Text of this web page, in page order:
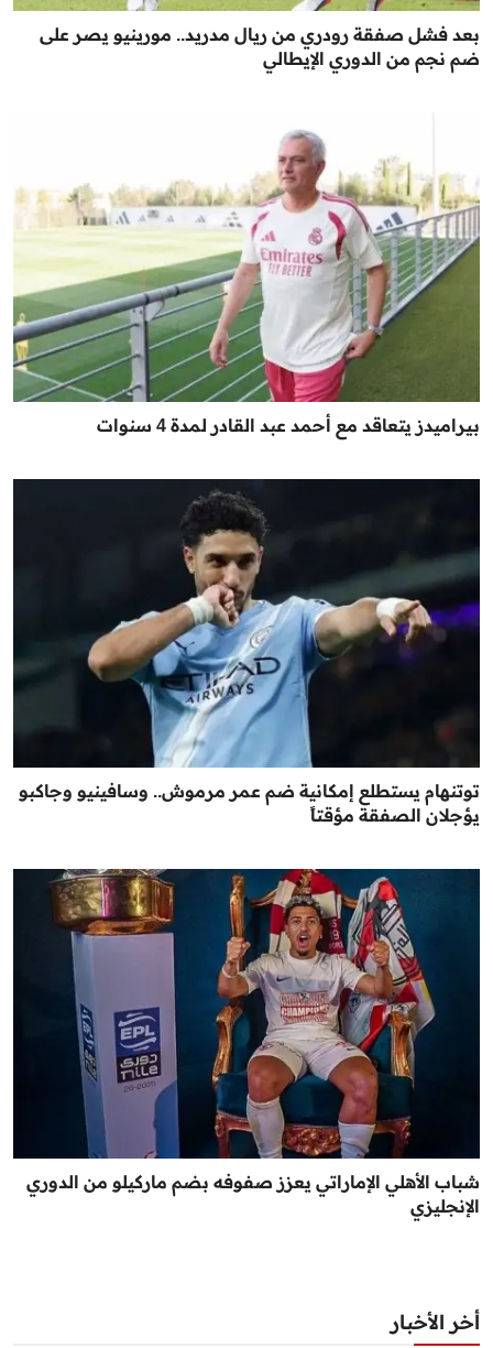
بعد فشل صفقة رودري من ريال مدريد.. مورينيو يصر على
ضم نجم من الدوري الإيطالي
بيراميدز يتعاقد مع أحمد عبد القادر لمدة 4 سنوات
توتنهام يستطلع إمكانية ضم عمر مرموش.. وسافينيو وجاكبو
يؤجلان الصفقة مؤقتاً
شباب الأهلي الإماراتي يعزز صفوفه بضم ماركيلو من الدوري
الإنجليزي
أخر الأخبار